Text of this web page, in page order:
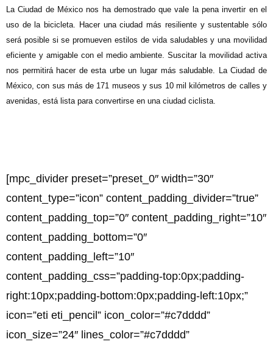
La Ciudad de México nos ha demostrado que vale la pena invertir en el
uso de la bicicleta. Hacer una ciudad más resiliente y sustentable sólo
será posible si se promueven estilos de vida saludables y una movilidad
eficiente y amigable con el medio ambiente. Suscitar la movilidad activa
nos permitirá hacer de esta urbe un lugar más saludable. La Ciudad de
México, con sus más de 171 museos y sus 10 mil kilómetros de calles y
avenidas, está lista para convertirse en una ciudad ciclista.
[mpc_divider preset=”preset_0″ width=”30″
content_type=”icon” content_padding_divider=”true”
content_padding_top=”0″ content_padding_right=”10″
content_padding_bottom=”0″
content_padding_left=”10″
content_padding_css=”padding-top:0px;padding-
right:10px;padding-bottom:0px;padding-left:10px;”
icon=”eti eti_pencil” icon_color=”#c7dddd”
icon_size=”24″ lines_color=”#c7dddd”